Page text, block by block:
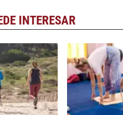
INTERESAR